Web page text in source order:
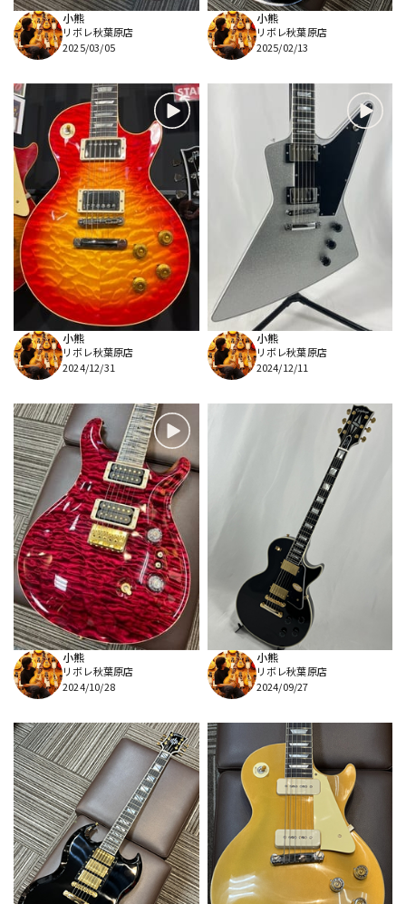
中古 ヴィンテージ
小熊
リボレ秋葉原店
2025/03/05
小熊
リボレ秋葉原店
2025/02/13
小熊
リボレ秋葉原店
2024/12/31
小熊
リボレ秋葉原店
2024/12/11
小熊
リボレ秋葉原店
2024/10/28
小熊
リボレ秋葉原店
2024/09/27